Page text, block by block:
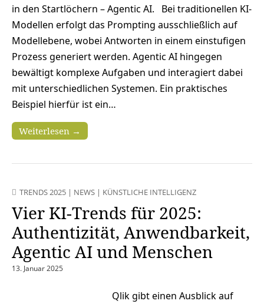
in den Startlöchern – Agentic AI. Bei traditionellen KI-
Modellen erfolgt das Prompting ausschließlich auf
Modellebene, wobei Antworten in einem einstufigen
Prozess generiert werden. Agentic AI hingegen
bewältigt komplexe Aufgaben und interagiert dabei
mit unterschiedlichen Systemen. Ein praktisches
Beispiel hierfür ist ein…
Weiterlesen →
TRENDS 2025 | NEWS | KÜNSTLICHE INTELLIGENZ
Vier KI-Trends für 2025:
Authentizität, Anwendbarkeit,
Agentic AI und Menschen
13. Januar 2025
Qlik gibt einen Ausblick auf